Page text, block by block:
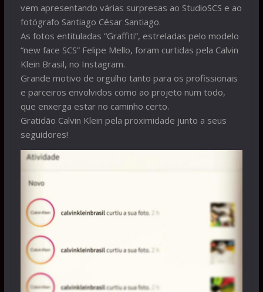
vem apresentando várias surpresas ao StudioSCS e ao
fotógrafo Santiago César Santiago.
As fotos entituladas “Graffiti”, estreladas pelo modelo
“new face SCS” Felipe Mello, foram curtidas pela Calvin
Klein Brasil, no Instagram.
Grande motivo de orgulho tanto para os profissionais
e parceiros envolvidos como ao projeto num todo,
que enxerga estar no caminho certo.
Gratidão Calvin Klein pela proximidade junto a seus
seguidores!